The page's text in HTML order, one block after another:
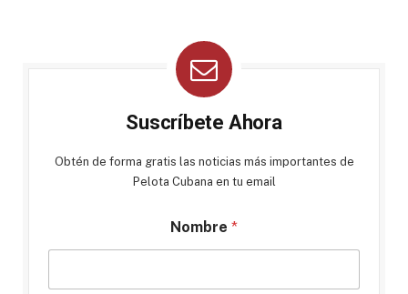
Suscríbete Ahora
Obtén de forma gratis las noticias más importantes de
Pelota Cubana en tu email
Nombre *